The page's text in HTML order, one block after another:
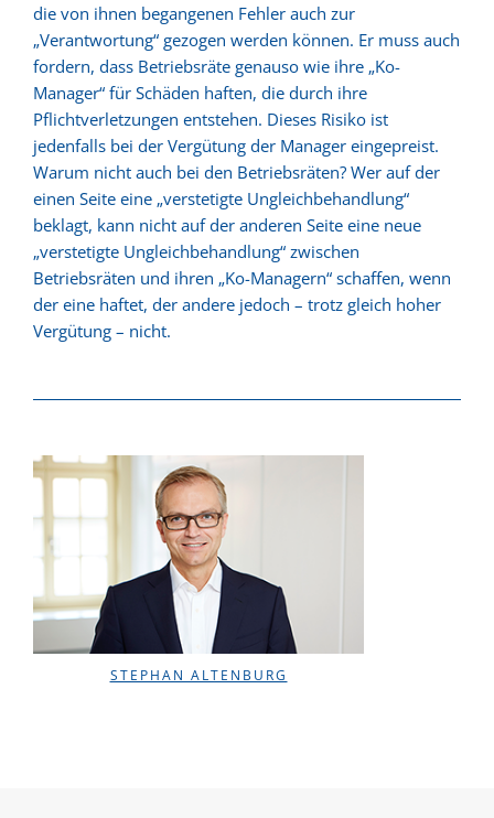
die von ihnen begangenen Fehler auch zur
„Verantwortung“ gezogen werden können. Er muss auch
fordern, dass Betriebsräte genauso wie ihre „Ko-
Manager“ für Schäden haften, die durch ihre
Pflichtverletzungen entstehen. Dieses Risiko ist
jedenfalls bei der Vergütung der Manager eingepreist.
Warum nicht auch bei den Betriebsräten? Wer auf der
einen Seite eine „verstetigte Ungleichbehandlung“
beklagt, kann nicht auf der anderen Seite eine neue
„verstetigte Ungleichbehandlung“ zwischen
Betriebsräten und ihren „Ko-Managern“ schaffen, wenn
der eine haftet, der andere jedoch – trotz gleich hoher
Vergütung – nicht.
STEPHAN ALTENBURG